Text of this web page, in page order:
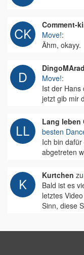
Comment-
Move!:
Ähm, okayy.
Move!:
Ist der Hans
jetzt gib mir
Lang leben
besten
Ich bin
abgetreten
Kurtchen zu
Bald ist es
letztes
Sinn, diese